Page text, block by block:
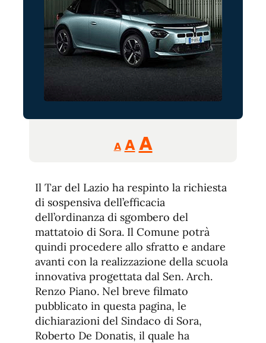
A
Reducir
tamaño
A Restablecer
tamaño
de
fuente
AAumentar
de
fuente.
Il Tar del Lazio ha respinto la richiesta
di sospensiva dell’efficacia
dell’ordinanza di sgombero del
mattatoio di Sora. Il Comune potrà
quindi procedere allo sfratto e andare
avanti con la realizzazione della scuola
innovativa progettata dal Sen. Arch.
Renzo Piano. Nel breve filmato
pubblicato in questa pagina, le
dichiarazioni del Sindaco di Sora,
Roberto De Donatis, il quale ha